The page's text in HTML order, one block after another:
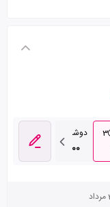
3
دوشنبه 2 شهریور
25,900,000 تومان